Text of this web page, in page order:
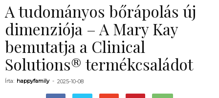
A tudományos bőrápolás új
dimenziója – A Mary Kay
bemutatja a Clinical
Solutions® termékcsaládot
Írta: happyfamily - 2025-10-08